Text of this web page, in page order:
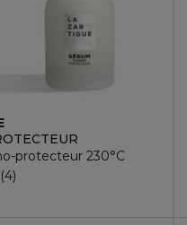
protecteur 230°C
4